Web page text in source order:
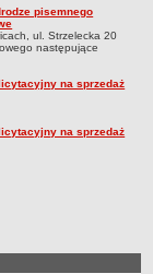
pisemnego
ul. Strzelecka 20
następujące
na sprzedaż
na sprzedaż